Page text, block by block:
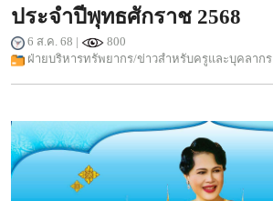
ประจำปีพุทธศักราช 2568
6 ส.ค. 68 |
800
ฝ่ายบริหารทรัพยากร/ข่าวสำหรับครูและบุคลากร